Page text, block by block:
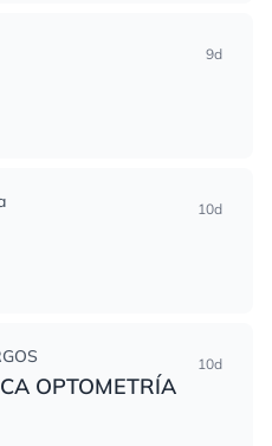
9d
10d
OPTOMETRÍA
10d